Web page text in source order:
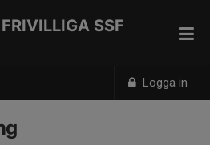
Logga in
SSF